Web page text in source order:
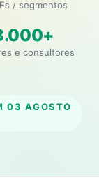
/ segmentos
e consultores
03 AGOSTO